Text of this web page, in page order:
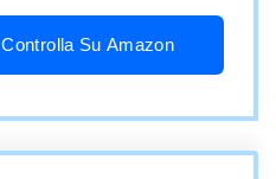
Controlla Su Amazon